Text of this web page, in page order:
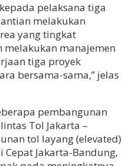
pelaksana tiga
melakukan
yang tingkat
melakukan manajemen
tiga proyek
bersama-sama,” jelas
pembangunan
Tol Jakarta –
tol layang (elevated)
Cepat Jakarta-Bandung,